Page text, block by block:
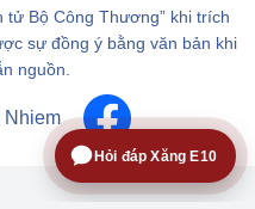
tử Bộ Công Thương” khi trích
sự đồng ý bằng văn bản khi
nguồn.
Hỏi đáp Xăng E10